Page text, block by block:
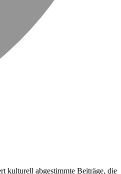
kulturell abgestimmte Beiträge, die